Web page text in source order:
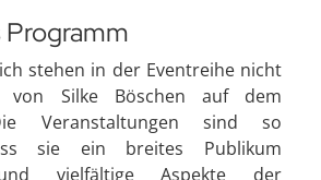
stehen in der Eventreihe nicht
von Silke Böschen auf dem
Veranstaltungen sind so
sie ein breites Publikum
vielfältige Aspekte der